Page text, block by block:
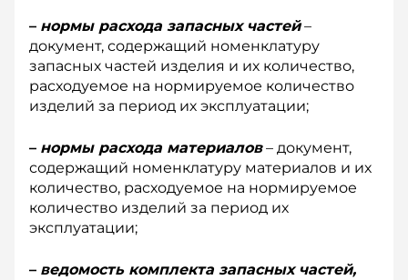
– нормы расхода запасных частей–
документ, содержащий номенклатуру
запасных частей изделия и их количество,
расходуемое на нормируемое количество
изделий за период их эксплуатации;
– нормы расхода материалов– документ,
содержащий номенклатуру материалов и их
количество, расходуемое на нормируемое
количество изделий за период их
эксплуатации;
– ведомость комплекта запасных частей,